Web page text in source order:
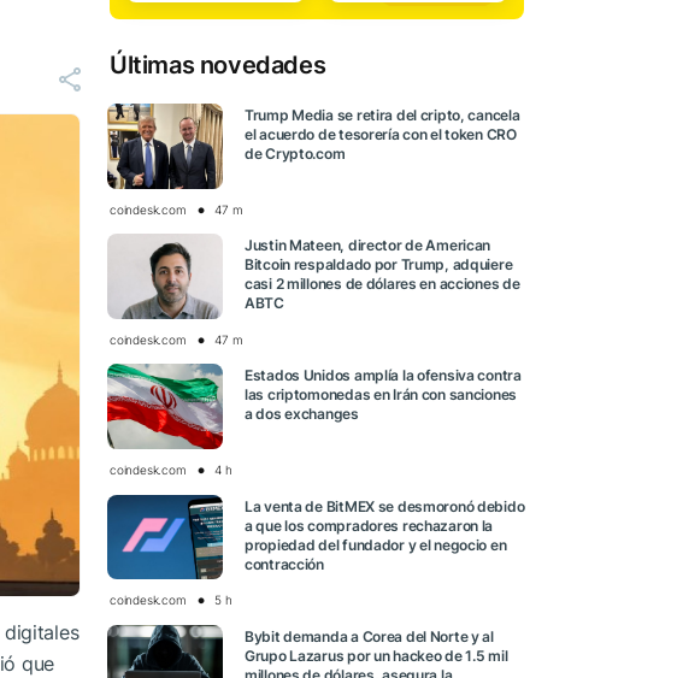
digitales
que
Últimas novedades
Trump Media se retira del cripto, cancela
el acuerdo de tesorería con el token CRO
de Crypto.com
coindesk.com 47 m
Justin Mateen, director de American
Bitcoin respaldado por Trump, adquiere
casi 2 millones de dólares en acciones de
ABTC
coindesk.com 47 m
Estados Unidos amplía la ofensiva contra
las criptomonedas en Irán con sanciones
a dos exchanges
coindesk.com 4 h
La venta de BitMEX se desmoronó debido
a que los compradores rechazaron la
propiedad del fundador y el negocio en
contracción
coindesk.com 5 h
Bybit demanda a Corea del Norte y al
Grupo Lazarus por un hackeo de 1.5 mil